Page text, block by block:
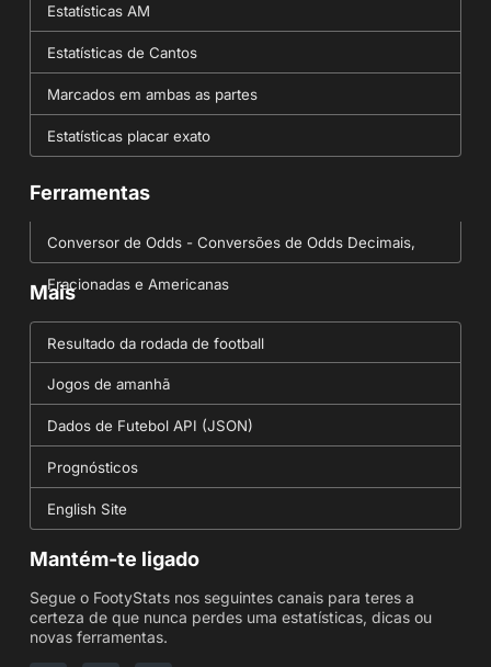
Estatísticas AM
Estatísticas de Cantos
Marcados em ambas as partes
Estatísticas placar exato
Ferramentas
Conversor de Odds - Conversões de Odds Decimais,
Fracionadas e Americanas
Mais
Resultado da rodada de football
Jogos de amanhã
Dados de Futebol API (JSON)
Prognósticos
English Site
Mantém-te ligado
Segue o FootyStats nos seguintes canais para teres a
certeza de que nunca perdes uma estatísticas, dicas ou
novas ferramentas.